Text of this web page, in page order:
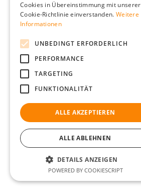
Cookies in Übereinstimmung mit unserer
Cookie-Richtlinie einverstanden. Weitere
Informationen
UNBEDINGT ERFORDERLICH
PERFORMANCE
TARGETING
FUNKTIONALITÄT
ALLE AKZEPTIEREN
ALLE ABLEHNEN
DETAILS ANZEIGEN
POWERED BY COOKIESCRIPT